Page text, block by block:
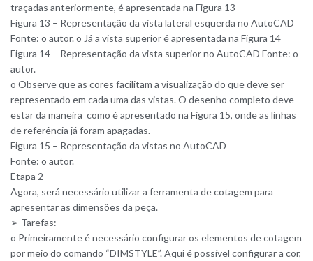
traçadas anteriormente, é apresentada na Figura 13
Figura 13 – Representação da vista lateral esquerda no AutoCAD
Fonte: o autor. o Já a vista superior é apresentada na Figura 14
Figura 14 – Representação da vista superior no AutoCAD Fonte: o
autor.
o Observe que as cores facilitam a visualização do que deve ser
representado em cada uma das vistas. O desenho completo deve
estar da maneira como é apresentado na Figura 15, onde as linhas
de referência já foram apagadas.
Figura 15 – Representação da vistas no AutoCAD
Fonte: o autor.
Etapa 2
Agora, será necessário utilizar a ferramenta de cotagem para
apresentar as dimensões da peça.
➢ Tarefas:
o Primeiramente é necessário configurar os elementos de cotagem
por meio do comando “DIMSTYLE”. Aqui é possível configurar a cor,